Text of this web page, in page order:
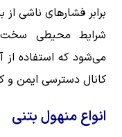
برابر فشارهای ناشی از
شرایط محیطی سخت
می‌شود که استفاده از
کانال دسترسی ایمن و
انواع منهول بتنی